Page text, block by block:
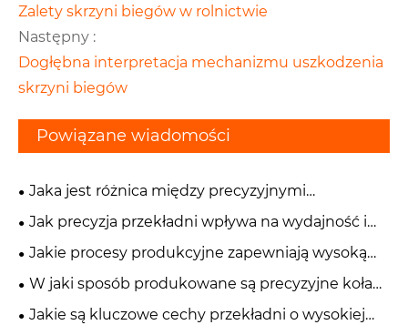
Zalety skrzyni biegów w rolnictwie
Następny :
Dogłębna interpretacja mechanizmu uszkodzenia
skrzyni biegów
Powiązane wiadomości
Jaka jest różnica między precyzyjnymi
przekładniami śrubowymi a zębatkami czołowymi?
Jak precyzja przekładni wpływa na wydajność i
niezawodność sprzętu?
Jakie procesy produkcyjne zapewniają wysoką
dokładność precyzyjnych kół zębatych?
W jaki sposób produkowane są precyzyjne koła
zębate do zastosowań przemysłowych?
Jakie są kluczowe cechy przekładni o wysokiej